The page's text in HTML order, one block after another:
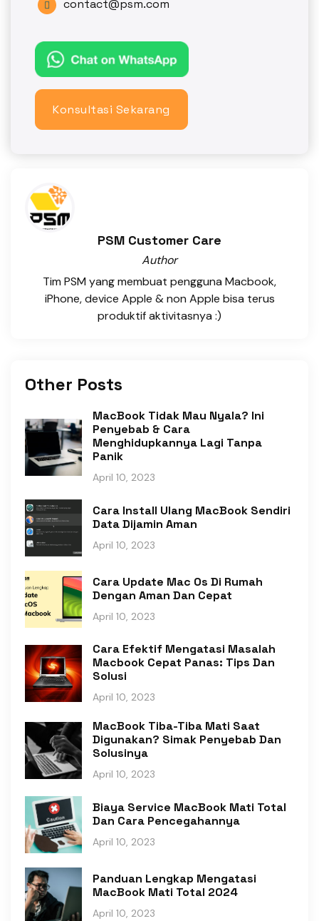
 contact@psm.com
Konsultasi Sekarang
PSM Customer Care
Author
Tim PSM yang membuat pengguna Macbook,
iPhone, device Apple & non Apple bisa terus
produktif aktivitasnya :)
Other Posts
MacBook Tidak Mau Nyala? Ini
Penyebab & Cara
Menghidupkannya Lagi Tanpa
Panik
April 10, 2023
Cara Install Ulang MacBook Sendiri
Data Dijamin Aman
April 10, 2023
Cara Update Mac Os Di Rumah
Dengan Aman Dan Cepat
April 10, 2023
Cara Efektif Mengatasi Masalah
Macbook Cepat Panas: Tips Dan
Solusi
April 10, 2023
MacBook Tiba-Tiba Mati Saat
Digunakan? Simak Penyebab Dan
Solusinya
April 10, 2023
Biaya Service MacBook Mati Total
Dan Cara Pencegahannya
April 10, 2023
Panduan Lengkap Mengatasi
MacBook Mati Total 2024
April 10, 2023